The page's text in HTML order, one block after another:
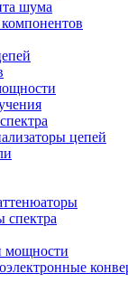
шума
цепей
спектра
мощности